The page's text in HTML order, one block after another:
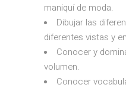
maniquí de moda.
Dibujar las
diferentes vistas y
Conocer y
volumen.
Conocer